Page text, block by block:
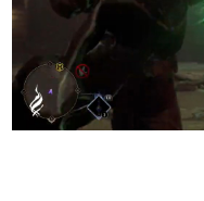
『うつヌケ
一先生によ
なんでゲ
ゲーム開発
具体的な形